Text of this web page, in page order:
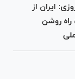
ایران از
روشن